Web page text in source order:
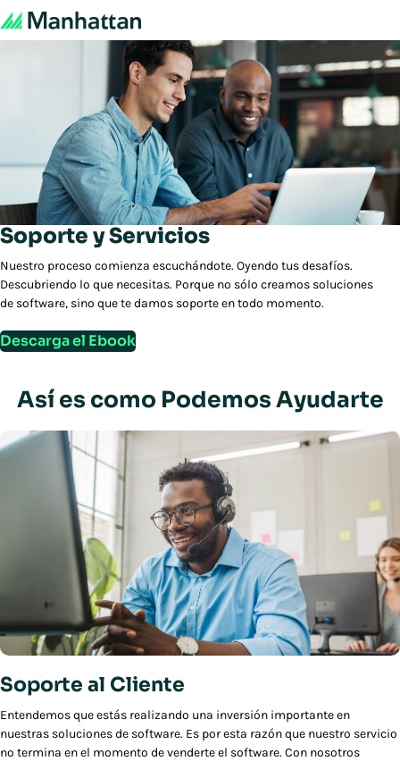
Soporte y Servicios
Nuestro proceso comienza escuchándote. Oyendo tus desafíos.
Descubriendo lo que necesitas. Porque no sólo creamos soluciones
de software, sino que te damos soporte en todo momento.
Descarga el Ebook
Así es como Podemos Ayudarte
Soporte al Cliente
Entendemos que estás realizando una inversión importante en
nuestras soluciones de software. Es por esta razón que nuestro servicio
no termina en el momento de venderte el software. Con nosotros